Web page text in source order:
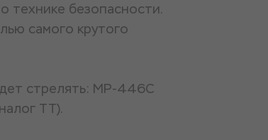
технике безопасности.
самого крутого
стрелять: МР-446С
ТТ).